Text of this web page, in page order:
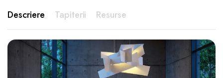
Tapiterii Resurse
Descriere